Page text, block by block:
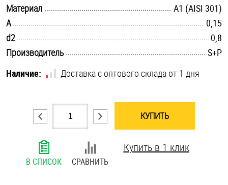
Шайбы
Шпильки
Материал
А1 (AISI 301)
A
0,15
d2
0,8
Производитель
S+P
Наличие:
Доставка с оптового склада от 1 дня
КУПИТЬ
В СПИСОК СРАВНИТЬ
Купить в 1 клик